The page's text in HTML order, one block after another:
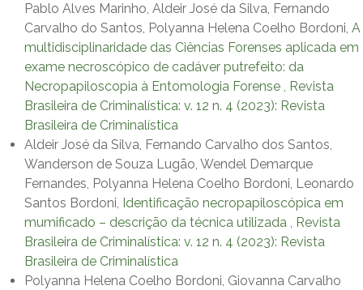
Pablo Alves Marinho, Aldeir José da Silva, Fernando
Carvalho do Santos, Polyanna Helena Coelho Bordoni, A
multidisciplinaridade das Ciências Forenses aplicada em
exame necroscópico de cadáver putrefeito: da
Necropapiloscopia à Entomologia Forense , Revista
Brasileira de Criminalística: v. 12 n. 4 (2023): Revista
Brasileira de Criminalística
Aldeir José da Silva, Fernando Carvalho dos Santos,
Wanderson de Souza Lugão, Wendel Demarque
Fernandes, Polyanna Helena Coelho Bordoni, Leonardo
Santos Bordoni, Identificação necropapiloscópica em
mumificado – descrição da técnica utilizada , Revista
Brasileira de Criminalística: v. 12 n. 4 (2023): Revista
Brasileira de Criminalística
Polyanna Helena Coelho Bordoni, Giovanna Carvalho